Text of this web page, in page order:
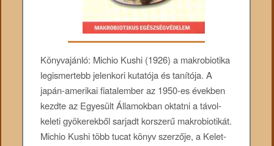
Könyvajánló: Michio Kushi (1926) a makrobiotika
legismertebb jelenkori kutatója és tanítója. A
japán-amerikai fiatalember az 1950-es években
kezdte az Egyesült Államokban oktatni a távol-
keleti gyökerekből sarjadt korszerű makrobiotikát.
Michio Kushi több tucat könyv szerzője, a Kelet-